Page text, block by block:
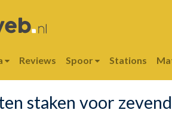
Reviews Spoor Stations
staken voor